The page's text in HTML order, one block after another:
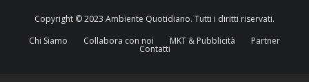
Copyright © 2023 Ambiente Quotidiano. Tutti i diritti riservati.
Chi Siamo
Collabora con noi MKT & Pubblicità Partner
Contatti